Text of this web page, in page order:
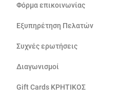
Φόρμα επικοινωνίας
Εξυπηρέτηση Πελατών
Συχνές ερωτήσεις
Διαγωνισμοί
Gift Cards ΚΡΗΤΙΚΟΣ